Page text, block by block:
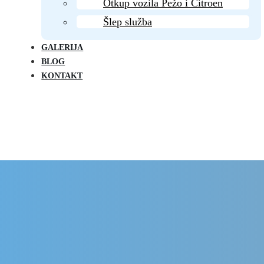
Otkup vozila Pežo i Citroen
Šlep služba
GALERIJA
BLOG
KONTAKT